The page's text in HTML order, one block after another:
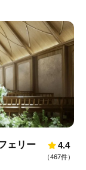
ェリー
4.4
（467件）